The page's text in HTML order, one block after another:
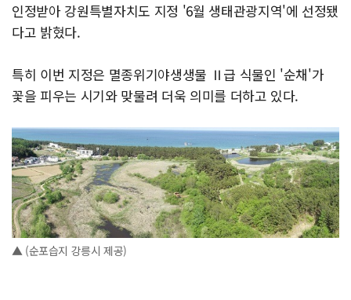
인정받아 강원특별자치도 지정 '6월 생태관광지역'에 선정됐
다고 밝혔다.
특히 이번 지정은 멸종위기야생생물 Ⅱ급 식물인 '순채'가
꽃을 피우는 시기와 맞물려 더욱 의미를 더하고 있다.
▲ (순포습지 강릉시 제공)